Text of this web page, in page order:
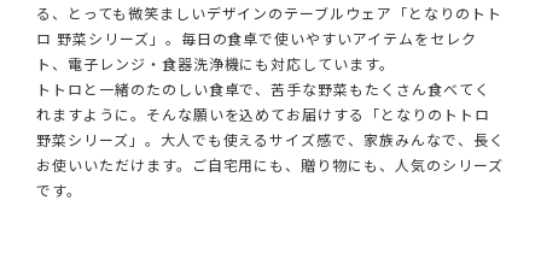
る、とっても微笑ましいデザインのテーブルウェア「となりのトト
ロ 野菜シリーズ」。毎日の食卓で使いやすいアイテムをセレク
ト、電子レンジ・食器洗浄機にも対応しています。
トトロと一緒のたのしい食卓で、苦手な野菜もたくさん食べてく
れますように。そんな願いを込めてお届けする「となりのトトロ
野菜シリーズ」。大人でも使えるサイズ感で、家族みんなで、長く
お使いいただけます。ご自宅用にも、贈り物にも、人気のシリーズ
です。